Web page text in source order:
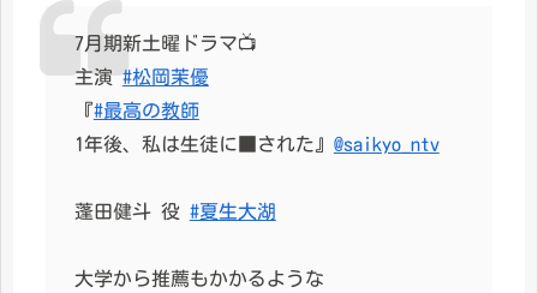
7月期新土曜ドラマ📺
主演#松岡茉優
『#最高の教師
1年後、私は生徒に■された』 @saikyo_ntv
蓬田健斗 役 #夏生大湖
大学から推薦もかかるような